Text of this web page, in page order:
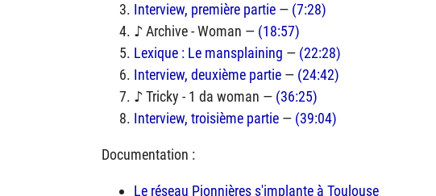
Interview, première partie — (7:28)
♪ Archive - Woman — (18:57)
Lexique : Le mansplaining — (22:28)
Interview, deuxième partie — (24:42)
♪ Tricky - 1 da woman — (36:25)
Interview, troisième partie — (39:04)
Documentation :
Le réseau Pionnières s'implante à Toulouse